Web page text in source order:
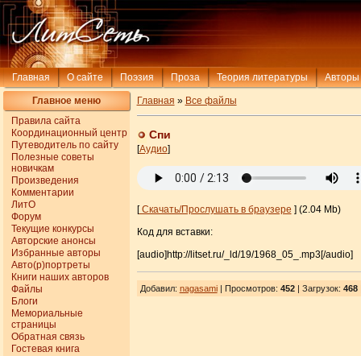
Главная О сайте Поэзия Проза Теория литературы Авторы
Главное меню
Правила сайта
Координационный центр
Путеводитель по сайту
Полезные советы
новичкам
Произведения
Комментарии
ЛитО
Форум
Текущие конкурсы
Авторские анонсы
Избранные авторы
Авто(р)портреты
Книги наших авторов
Файлы
Блоги
Мемориальные
страницы
Обратная связь
Гостевая книга
Главная » Все файлы
Спи
[Аудио]
[Скачать/Прослушать в браузере ] (2.04 Mb)
Код для вставки:
[audio]http://litset.ru/_ld/19/1968_05_.mp3[/audio]
Добавил: nagasami| Просмотров: 452| Загрузок: 468